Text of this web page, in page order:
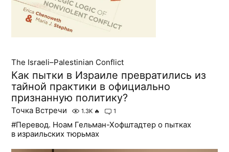
The Israeli–Palestinian Conflict
Как пытки в Израиле превратились из
тайной практики в официально
признанную политику?
Точка Встречи 1.3K 🔥 1
#Перевод. Ноам Гельман-Хофштадтер о пытках
в израильских тюрьмах